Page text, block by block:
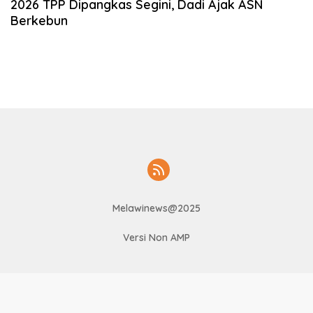
2026 TPP Dipangkas Segini, Dadi Ajak ASN
Berkebun
Melawinews@2025
Versi Non AMP